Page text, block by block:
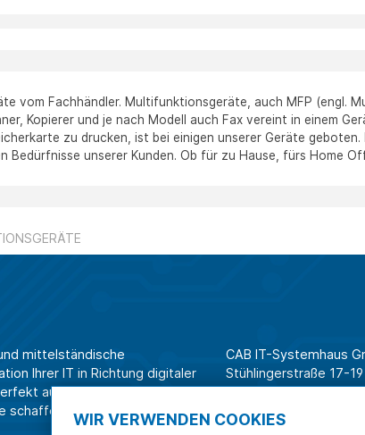
vom Fachhändler. Multifunktionsgeräte, auch MFP (engl.
Kopierer und je nach Modell auch Fax vereint in einem
zu drucken, ist bei einigen unserer Geräte
Bedürfnisse unserer Kunden. Ob für zu Hause, fürs Home
mittelständische
Ihrer IT in Richtung digitaler
aufeinander
schaffen wir Effizienz am
CAB IT-Systemhaus
Stühlingerstraße 17-19
79106 Freiburg
Tel. Shop für
WIR VERWENDEN COOKIES